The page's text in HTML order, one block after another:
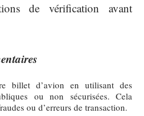
de vérification avant
billet d’avion en utilisant des
ou non sécurisées. Cela
ou d’erreurs de transaction.